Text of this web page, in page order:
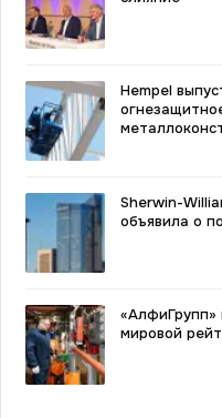
Hempel
Sherwin-
объявила о
«АлфиГрупп»
мировой